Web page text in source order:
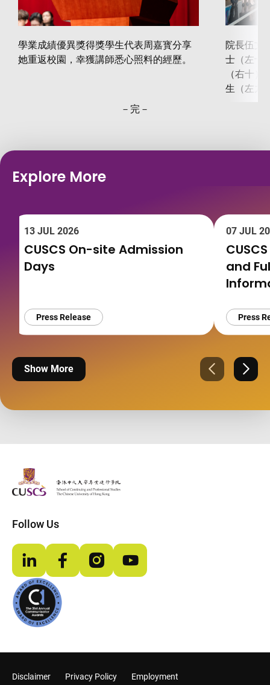
學業成績優異獎得獎學生代表周嘉寳分享
她重返校園，幸獲講師悉心照料的經歷。
院長伍文
士（左十
（右十
生（左九
－完－
Explore More
13 JUL 2026
CUSCS On-site Admission
Days
Press Release
07 JUL
and
Press
Show More
PreviousNext
The Chinese Univeristy of hong Kong
Follow Us
LinkedInFacebookInstagramYouTube
Disclaimer Privacy Policy Employment